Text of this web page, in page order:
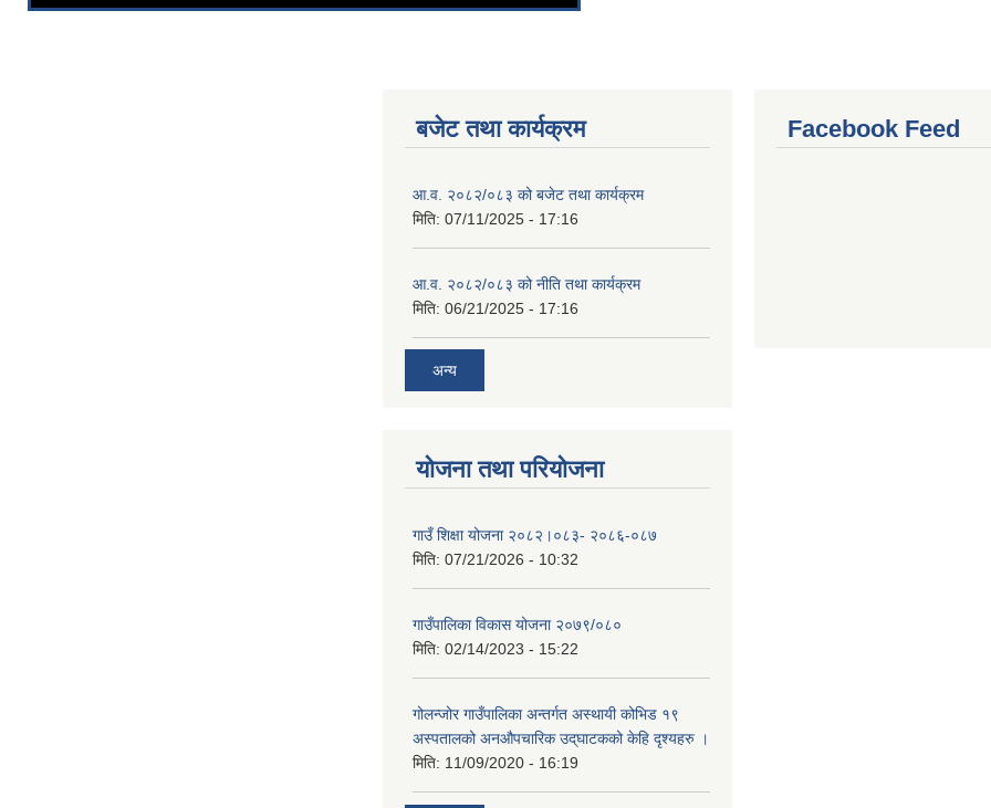
बजेट तथा कार्यक्रम
आ.व. २०८२/०८३ को बजेट तथा कार्यक्रम
मिति: 07/11/2025 - 17:16
आ.व. २०८२/०८३ को नीति तथा कार्यक्रम
मिति: 06/21/2025 - 17:16
अन्य
योजना तथा परियोजना
गाउँ शिक्षा योजना २०८२।०८३- २०८६-०८७
मिति: 07/21/2026 - 10:32
गाउँपालिका विकास योजना २०७९/०८०
मिति: 02/14/2023 - 15:22
गोलन्जोर गाउँपालिका अन्तर्गत अस्थायी कोभिड १९
अस्पतालको अनऔपचारिक उद्‌घाटकको केहि दृश्यहरु ।
मिति: 11/09/2020 - 16:19
Facebook Feed